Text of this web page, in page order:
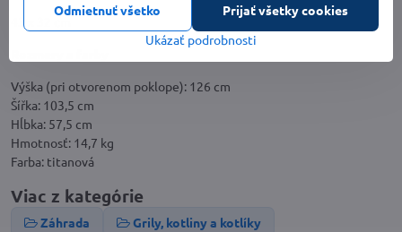
Výška (pri otvorenom poklope): 126 cm
Šířka: 103,5 cm
Hĺbka: 57,5 cm
Hmotnosť: 14,7 kg
Farba: titanová
Viac z kategórie
Záhrada
Grily, kotliny a kotlíky
Ukázať podrobnosti
Prijať všetky cookies
Odmietnuť všetko